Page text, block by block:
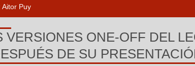
Aitor Puy
VERSIONES ONE-OFF DEL
DE SU